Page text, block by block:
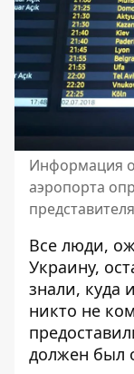
Информация
аэропорта
Все люди,
Украину,
знали, куда
никто не
должен был